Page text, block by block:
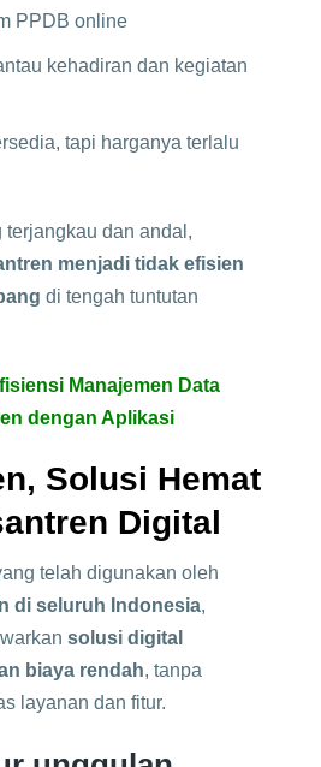
PPDB online
kehadiran dan kegiatan
tapi harganya terlalu
terjangkau dan andal,
menjadi tidak efisien
di tengah tuntutan
Manajemen Data
dengan Aplikasi
Solusi Hemat
Digital
telah digunakan oleh
di seluruh Indonesia,
solusi digital
biaya rendah, tanpa
layanan dan fitur.